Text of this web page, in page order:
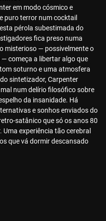
em modo cósmico e
puro terror num cocktail
pérola subestimada do
fica preso numa
misterioso — possivelmente o
começa a libertar algo que
soturno e uma atmosfera
sintetizador, Carpenter
num delírio filosófico sobre
da insanidade. Há
e sonhos enviados do
satânico que só os anos 80
experiência tão cerebral
que vá dormir descansado